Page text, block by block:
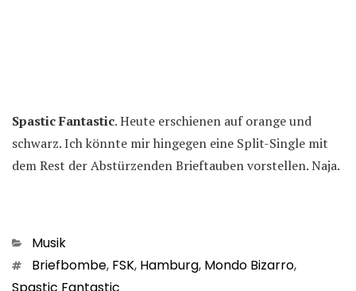
Spastic Fantastic. Heute erschienen auf orange und
schwarz. Ich könnte mir hingegen eine Split-Single mit
dem Rest der Abstürzenden Brieftauben vorstellen. Naja.
Kategorien
Musik
Schlagwörter
Briefbombe, FSK, Hamburg, Mondo Bizarro,